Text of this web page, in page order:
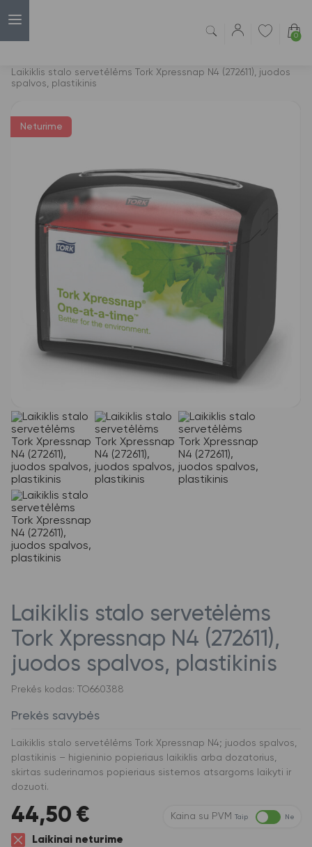
0
Laikiklis stalo servetėlėms Tork Xpressnap N4 (272611), juodos
spalvos, plastikinis
Neturime
Laikiklis stalo servetėlėms
Tork Xpressnap N4 (272611),
juodos spalvos, plastikinis
Prekės kodas: TO660388
Prekės savybės
Laikiklis stalo servetėlėms Tork Xpressnap N4; juodos spalvos,
plastikinis – higieninio popieriaus laikiklis arba dozatorius,
skirtas suderinamos popieriaus sistemos atsargoms laikyti ir
dozuoti.
44,50 € Kaina su PVM Taip Ne
Laikinai neturime